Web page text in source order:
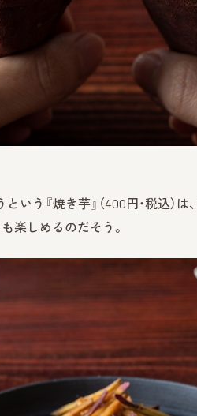
いう『焼き芋』（400円・税込）
楽しめるのだそう。